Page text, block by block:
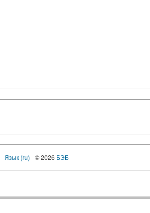
Язык (ru) © 2026 БЭБ